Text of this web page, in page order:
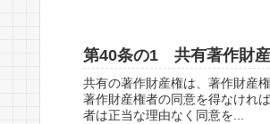
第40条の1 共有著作財
共有の著作財産権は、著作財産
著作財産権者の同意を得なけれ
者は正当な理由なく同意を...